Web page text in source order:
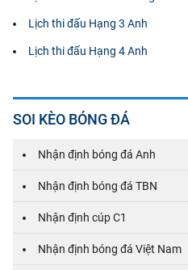
Lịch thi đấu Hạng 3 Anh
Lịch thi đấu Hạng 4 Anh
SOI KÈO BÓNG ĐÁ
Nhận định bóng đá Anh
Nhận định bóng đá TBN
Nhận định cúp C1
Nhận định bóng đá Việt Nam